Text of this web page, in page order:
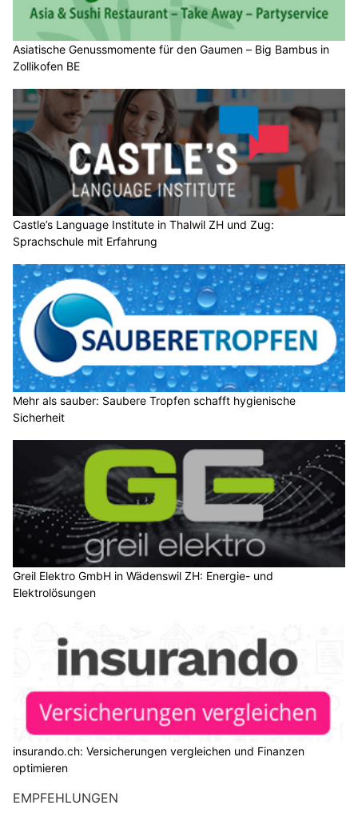
Asiatische Genussmomente für den Gaumen – Big Bambus in
Zollikofen BE
Castle’s Language Institute in Thalwil ZH und Zug:
Sprachschule mit Erfahrung
Mehr als sauber: Saubere Tropfen schafft hygienische
Sicherheit
Greil Elektro GmbH in Wädenswil ZH: Energie- und
Elektrolösungen
insurando.ch: Versicherungen vergleichen und Finanzen
optimieren
EMPFEHLUNGEN